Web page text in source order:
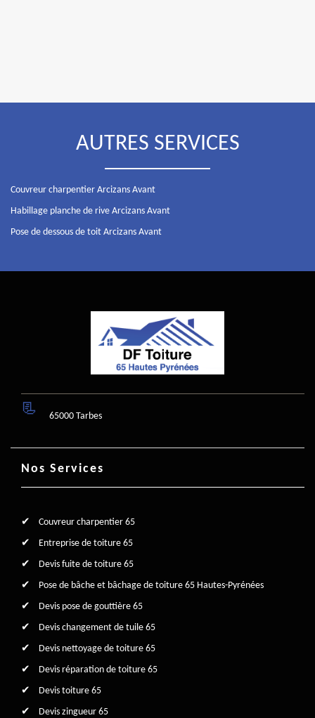
AUTRES SERVICES
Couvreur charpentier Arcizans Avant
Habillage planche de rive Arcizans Avant
Pose de dessous de toit Arcizans Avant
65000 Tarbes
Nos Services
Couvreur charpentier 65
Entreprise de toiture 65
Devis fuite de toiture 65
Pose de bâche et bâchage de toiture 65 Hautes-Pyrénées
Devis pose de gouttière 65
Devis changement de tuile 65
Devis nettoyage de toiture 65
Devis réparation de toiture 65
Devis toiture 65
Devis zingueur 65